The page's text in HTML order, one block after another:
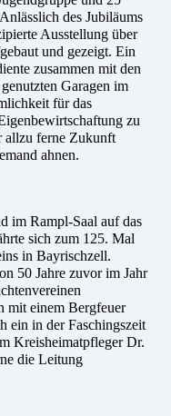
des Jubiläums
Ausstellung über
und gezeigt. Ein
zusammen mit den
Garagen im
für das
zu
allzu ferne Zukunft
ahnen.
im Rampl-Saal auf das
sich zum 125. Mal
in Bayrischzell.
50 Jahre zuvor im Jahr
mit einem Bergfeuer
ein in der Faschingszeit
Kreisheimatpfleger Dr.
die Leitung